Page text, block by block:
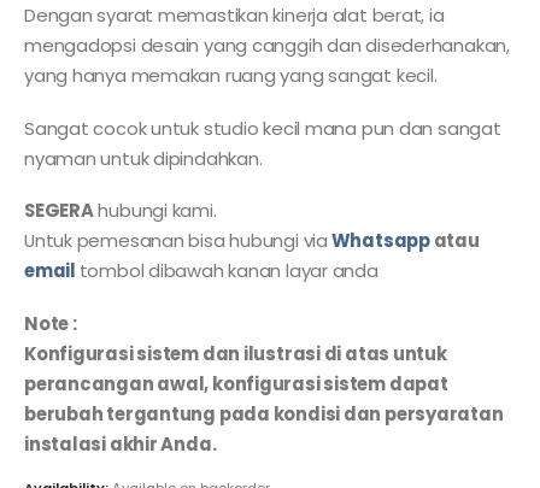
Dengan syarat memastikan kinerja alat berat, ia
mengadopsi desain yang canggih dan disederhanakan,
yang hanya memakan ruang yang sangat kecil.
Sangat cocok untuk studio kecil mana pun dan sangat
nyaman untuk dipindahkan.
SEGERAhubungi kami.
Untuk pemesanan bisa hubungi viaWhatsappatau
email tombol dibawah kanan layar anda
Note :
Konfigurasi sistem dan ilustrasi di atas untuk
perancangan awal, konfigurasi sistem dapat
berubah tergantung pada kondisi dan persyaratan
instalasi akhir Anda.